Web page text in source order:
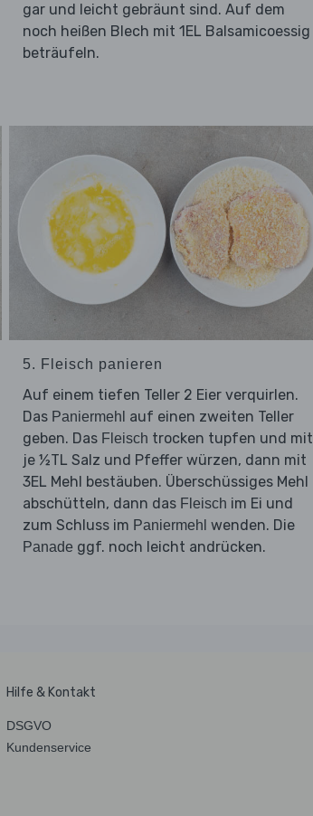
gar und leicht gebräunt sind. Auf dem
noch heißen Blech mit 1EL Balsamicoessig
beträufeln.
5. Fleisch panieren
Auf einem tiefen Teller 2 Eier verquirlen.
Das Paniermehl auf einen zweiten Teller
geben. Das Fleisch trocken tupfen und mit
je ½TL Salz und Pfeffer würzen, dann mit
3EL Mehl bestäuben. Überschüssiges Mehl
abschütteln, dann das Fleisch im Ei und
zum Schluss im Paniermehl wenden. Die
Panade ggf. noch leicht andrücken.
Hilfe & Kontakt
DSGVO
Kundenservice